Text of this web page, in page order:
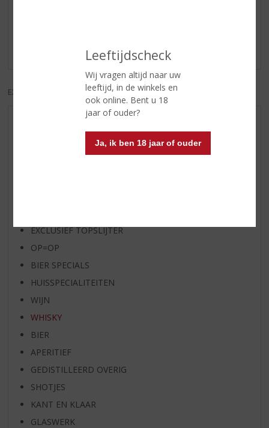
Leeftijdscheck
Wij vragen altijd naar uw
leeftijd, in de winkels en
ook online. Bent u 18
jaar of ouder?
Ja, ik ben 18 jaar of ouder
Er zijn nog geen reviews geplaatst voor dit product
EXCL. BTW INCL. BTW
WIJN VAN DE MAAND
EXCLUSIEF TOPSLIJTER
OP=OP
BIER SPECIALS
HUISSPECIALITEITEN
WIJN
WHISKY
BIER
APERITIEF
GEDISTILLEERD OVERIG
SHOTJES
KANT EN KLAAR
GLASWERK